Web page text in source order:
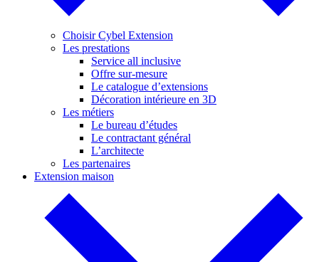
Choisir Cybel Extension
Les prestations
Service all inclusive
Offre sur-mesure
Le catalogue d’extensions
Décoration intérieure en 3D
Les métiers
Le bureau d’études
Le contractant général
L’architecte
Les partenaires
Extension maison